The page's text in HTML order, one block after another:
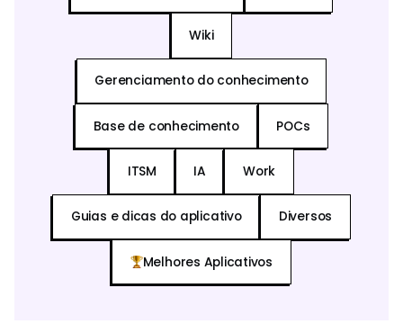
Wiki
Gerenciamento do conhecimento
Base de conhecimento POCs
ITSM IA Work
Guias e dicas do aplicativo Diversos
Melhores Aplicativos